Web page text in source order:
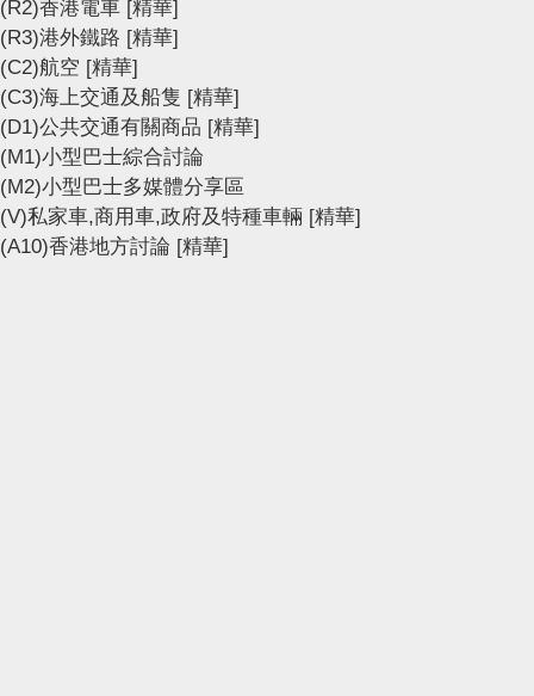
(R2)香港電車 [精華]
(R3)港外鐵路 [精華]
(C2)航空 [精華]
(C3)海上交通及船隻 [精華]
(D1)公共交通有關商品 [精華]
(M1)小型巴士綜合討論
(M2)小型巴士多媒體分享區
(V)私家車,商用車,政府及特種車輛 [精華]
(A10)香港地方討論 [精華]